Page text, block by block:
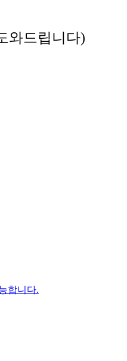
와드립니다)
합니다.